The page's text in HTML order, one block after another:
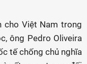
cho Việt Nam trong
ông Pedro Oliveira
tế chống chủ nghĩa